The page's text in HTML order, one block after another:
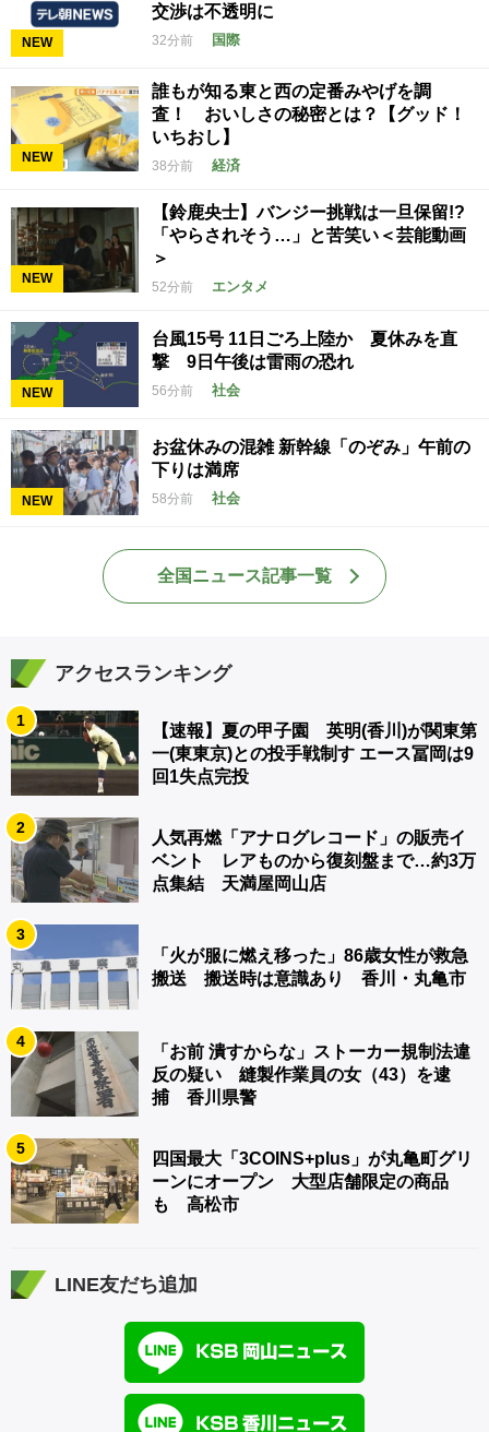
NEW
交渉は不透明に
32分前 国際
NEW
誰もが知る東と西の定番みやげを調
査！ おいしさの秘密とは？【グッド！
いちおし】
38分前 経済
NEW
【鈴鹿央士】バンジー挑戦は一旦保留!?
「やらされそう…」と苦笑い＜芸能動画
＞
52分前 エンタメ
NEW
台風15号 11日ごろ上陸か 夏休みを直
撃 9日午後は雷雨の恐れ
56分前 社会
NEW
お盆休みの混雑 新幹線「のぞみ」午前の
下りは満席
58分前 社会
全国ニュース記事一覧
アクセスランキング
1
【速報】夏の甲子園 英明(香川)が関東第
一(東東京)との投手戦制す エース冨岡は9
回1失点完投
2
人気再燃「アナログレコード」の販売イ
ベント レアものから復刻盤まで…約3万
点集結 天満屋岡山店
3
「火が服に燃え移った」86歳女性が救急
搬送 搬送時は意識あり 香川・丸亀市
4
「お前 潰すからな」ストーカー規制法違
反の疑い 縫製作業員の女（43）を逮
捕 香川県警
5
四国最大「3COINS+plus」が丸亀町グリ
ーンにオープン 大型店舗限定の商品
も 高松市
LINE友だち追加